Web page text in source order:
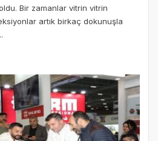
oldu. Bir zamanlar vitrin vitrin
artık birkaç dokunuşla